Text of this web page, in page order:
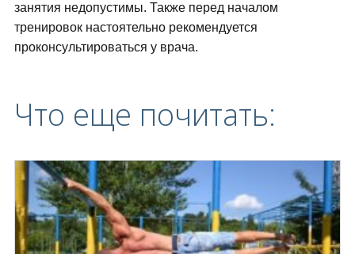
занятия недопустимы. Также перед началом
тренировок настоятельно рекомендуется
проконсультироваться у врача.
Что еще почитать: